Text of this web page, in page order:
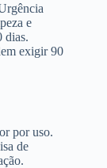
e
dias.
exigir 90
por uso.
de